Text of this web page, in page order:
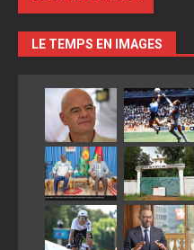
LE TEMPS EN IMAGES